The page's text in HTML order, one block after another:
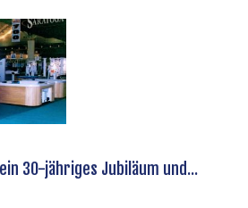
30-jähriges Jubiläum und...